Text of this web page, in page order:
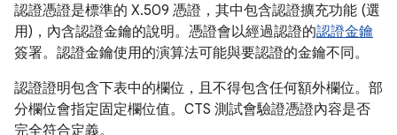
認證憑證是標準的 X.509 憑證，其中包含認證擴充功能 (選
用)，內含認證金鑰的說明。憑證會以經過認證的認證金鑰
簽署。認證金鑰使用的演算法可能與要認證的金鑰不同。
認證證明包含下表中的欄位，且不得包含任何額外欄位。部
分欄位會指定固定欄位值。CTS 測試會驗證憑證內容是否
完全符合定義。